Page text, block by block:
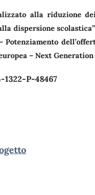
alla riduzione
dispersione
Potenziamento
– Next Generation
1322-P-48467